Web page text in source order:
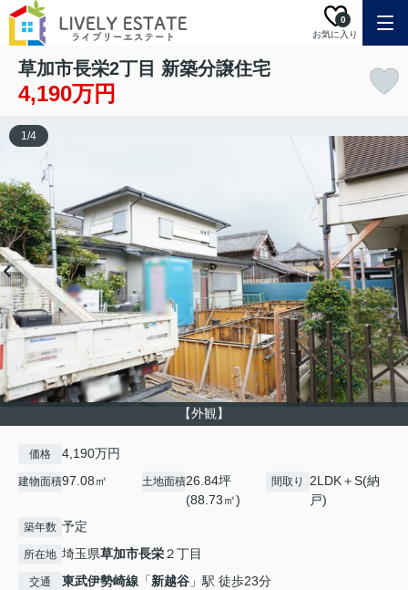
お気に入り
0
草加市長栄2丁目 新築分譲住宅
4,190万円
【外観】
1/4
価格 4,190万円
建物面積97.08㎡ 土地面積26.84坪
(88.73㎡)
間取り
2LDK＋S(納
戸)
築年数 予定
所在地 埼玉県草加市長栄２丁目
交通 東武伊勢崎線 「新越谷 」駅 徒歩23分